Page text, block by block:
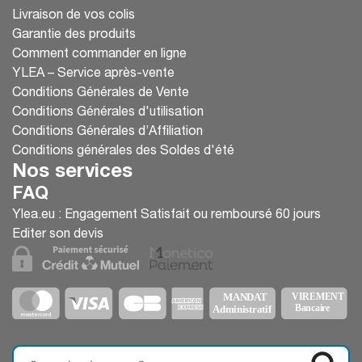
Livraison de vos colis
Garantie des produits
Comment commander en ligne
YLEA – Service après-vente
Conditions Générales de Vente
Conditions Générales d'utilisation
Conditions Générales d’Affiliation
Conditions générales des Soldes d'été
Nos services
FAQ
Ylea.eu : Engagement Satisfait ou remboursé 60 jours
Editer son devis